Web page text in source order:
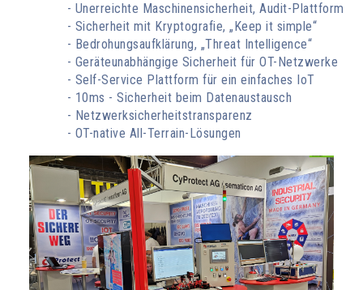
- Unerreichte Maschinensicherheit, Audit-Plattform
- Sicherheit mit Kryptografie, „Keep it simple“
- Bedrohungsaufklärung, „Threat Intelligence“
- Geräteunabhängige Sicherheit für OT-Netzwerke
- Self-Service Plattform für ein einfaches IoT
- 10ms - Sicherheit beim Datenaustausch
- Netzwerksicherheitstransparenz
- OT-native All-Terrain-Lösungen